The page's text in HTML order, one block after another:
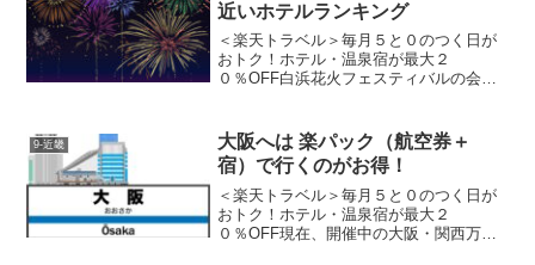
近いホテルランキング
＜楽天トラベル＞毎月５と０のつく日が
おトク！ホテル・温泉宿が最大２
０％OFF白浜花火フェスティバルの会場
（日）２０：１０～２０：４０ （予備
日）令和７年８月２４日（日...
9-近畿
大阪へは 楽パック（航空券＋
宿）で行くのがお得！
＜楽天トラベル＞毎月５と０のつく日が
おトク！ホテル・温泉宿が最大２
０％OFF現在、開催中の大阪・関西万博